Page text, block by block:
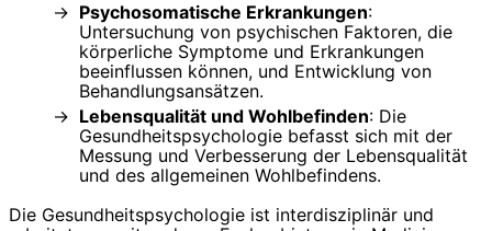
Psychosomatische Erkrankungen:
Untersuchung von psychischen Faktoren, die
körperliche Symptome und Erkrankungen
beeinflussen können, und Entwicklung von
Behandlungsansätzen.
Lebensqualität und Wohlbefinden: Die
Gesundheitspsychologie befasst sich mit der
Messung und Verbesserung der Lebensqualität
und des allgemeinen Wohlbefindens.
Die Gesundheitspsychologie ist interdisziplinär und